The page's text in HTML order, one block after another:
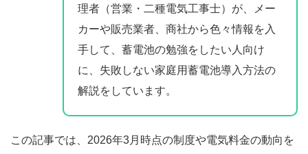
理者（営業・二種電気工事士）が、メー
カーや販売業者、商社から色々情報を入
手して、蓄電池の勉強をしたい人向け
に、失敗しない家庭用蓄電池導入方法の
解説をしています。
この記事では、2026年3月時点の制度や電気料金の動向を